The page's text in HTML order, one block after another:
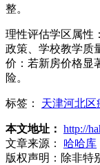
整。
理性评估学区属性
政策、学校教学质
价：若新房价格显
险。
标签： 天津河北区
本文地址： http://
文章来源：
哈哈库
版权声明： 除非特